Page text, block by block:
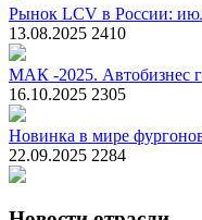
Рынок LCV в России:
13.08.2025 2410
МАК -2025. Автобизнес
16.10.2025 2305
Новинка в мире
22.09.2025 2284